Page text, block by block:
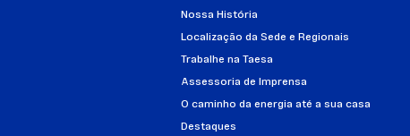
Nossa História
Localização da Sede e Regionais
Trabalhe na Taesa
Assessoria de Imprensa
O caminho da energia até a sua casa
Destaques